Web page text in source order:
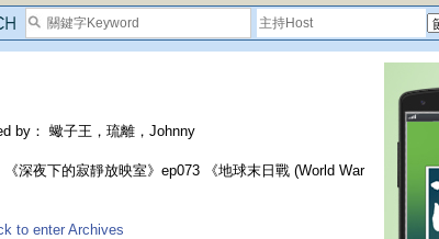
by： 蠍子王，琉離，Johnny
《深夜下的寂靜放映室》ep073 《地球末日戰 (World War
to enter Archives